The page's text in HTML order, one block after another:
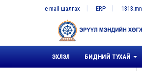
e-mail шалгах ERP 1313.mn
ЭХЛЭЛ БИДНИЙ ТУХАЙ